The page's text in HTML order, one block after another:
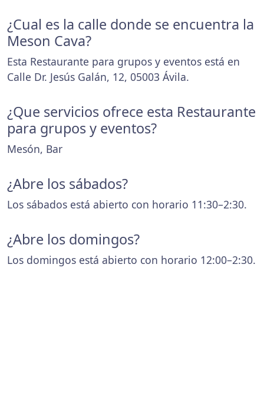
¿Cual es la calle donde se encuentra la
Meson Cava?
Esta Restaurante para grupos y eventos está en
Calle Dr. Jesús Galán, 12, 05003 Ávila.
¿Que servicios ofrece esta Restaurante
para grupos y eventos?
Mesón, Bar
¿Abre los sábados?
Los sábados está abierto con horario 11:30–2:30.
¿Abre los domingos?
Los domingos está abierto con horario 12:00–2:30.